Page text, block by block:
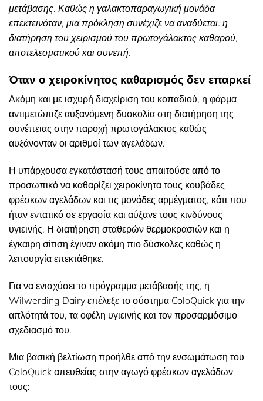
μετάβασης. Καθώς η γαλακτοπαραγωγική μονάδα
επεκτεινόταν, μια πρόκληση συνέχιζε να αναδύεται: η
διατήρηση του χειρισμού του πρωτογάλακτος καθαρού,
αποτελεσματικού και συνεπή.
Όταν ο χειροκίνητος καθαρισμός δεν επαρκεί
Ακόμη και με ισχυρή διαχείριση του κοπαδιού, η φάρμα
αντιμετώπιζε αυξανόμενη δυσκολία στη διατήρηση της
συνέπειας στην παροχή πρωτογάλακτος καθώς
αυξάνονταν οι αριθμοί των αγελάδων.
Η υπάρχουσα εγκατάστασή τους απαιτούσε από το
προσωπικό να καθαρίζει χειροκίνητα τους κουβάδες
φρέσκων αγελάδων και τις μονάδες αρμέγματος, κάτι που
ήταν εντατικό σε εργασία και αύξανε τους κινδύνους
υγιεινής. Η διατήρηση σταθερών θερμοκρασιών και η
έγκαιρη σίτιση έγιναν ακόμη πιο δύσκολες καθώς η
λειτουργία επεκτάθηκε.
Για να ενισχύσει το πρόγραμμα μετάβασής της, η
Wilwerding Dairy επέλεξε το σύστημα ColoQuick για την
απλότητά του, τα οφέλη υγιεινής και τον προσαρμόσιμο
σχεδιασμό του.
Μια βασική βελτίωση προήλθε από την ενσωμάτωση του
ColoQuick απευθείας στην αγωγό φρέσκων αγελάδων
τους: